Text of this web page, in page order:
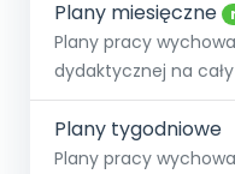
Społeczność
+48 12 631
O miesięczniku
Strona główna
O Akademii
Poznaj pakiet MAX
Wszystkie projekty
Skontaktuj się
Plany miesięczne
Plany pracy
dydaktycznej na
Plany tygodniowe
Plany pracy